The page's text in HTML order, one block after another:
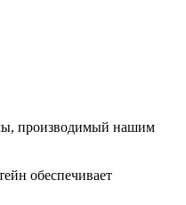
производимый нашим
обеспечивает